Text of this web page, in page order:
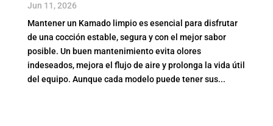
Jun 11, 2026
Mantener un Kamado limpio es esencial para disfrutar
de una cocción estable, segura y con el mejor sabor
posible. Un buen mantenimiento evita olores
indeseados, mejora el flujo de aire y prolonga la vida útil
del equipo. Aunque cada modelo puede tener sus...